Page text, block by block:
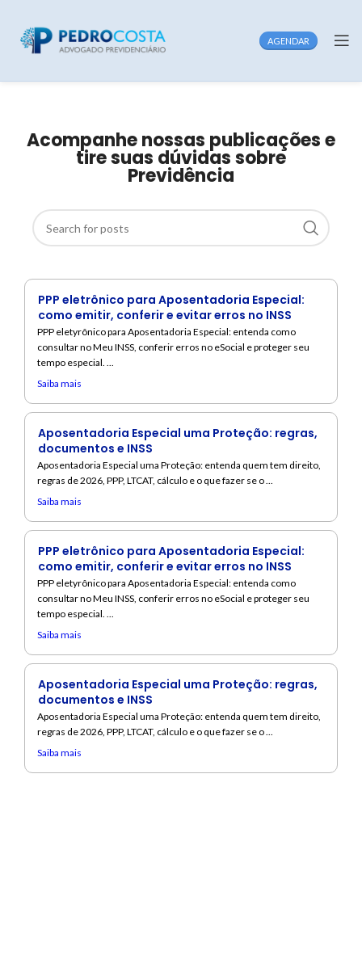
AGENDAR
Acompanhe nossas publicações e
tire suas dúvidas sobre
Previdência
PPP eletrônico para Aposentadoria Especial:
como emitir, conferir e evitar erros no INSS
PPP eletyrônico para Aposentadoria Especial: entenda como
consultar no Meu INSS, conferir erros no eSocial e proteger seu
tempo especial. ...
Saiba mais
Aposentadoria Especial uma Proteção: regras,
documentos e INSS
Aposentadoria Especial uma Proteção: entenda quem tem direito,
regras de 2026, PPP, LTCAT, cálculo e o que fazer se o ...
Saiba mais
PPP eletrônico para Aposentadoria Especial:
como emitir, conferir e evitar erros no INSS
PPP eletyrônico para Aposentadoria Especial: entenda como
consultar no Meu INSS, conferir erros no eSocial e proteger seu
tempo especial. ...
Saiba mais
Aposentadoria Especial uma Proteção: regras,
documentos e INSS
Aposentadoria Especial uma Proteção: entenda quem tem direito,
regras de 2026, PPP, LTCAT, cálculo e o que fazer se o ...
Saiba mais